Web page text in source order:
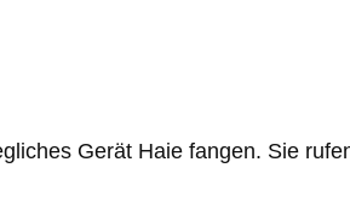
Gerät Haie fangen. Sie